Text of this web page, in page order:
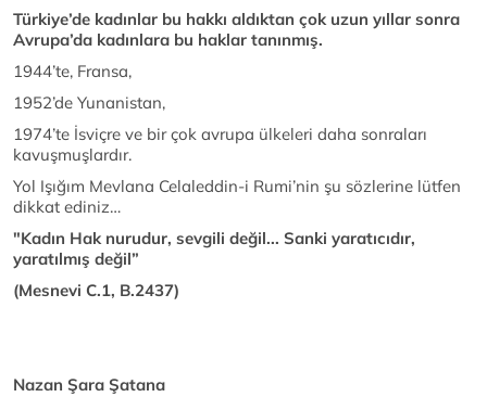
Türkiye’de kadınlar bu hakkı aldıktan çok uzun yıllar sonra
Avrupa’da kadınlara bu haklar tanınmış.
1944’te, Fransa,
1952’de Yunanistan,
1974’te İsviçre ve bir çok avrupa ülkeleri daha sonraları
kavuşmuşlardır.
Yol Işığım Mevlana Celaleddin-i Rumi’nin şu sözlerine lütfen
dikkat ediniz…
"Kadın Hak nurudur, sevgili değil... Sanki yaratıcıdır,
yaratılmış değil”
(Mesnevi C.1, B.2437)
Nazan Şara Şatana